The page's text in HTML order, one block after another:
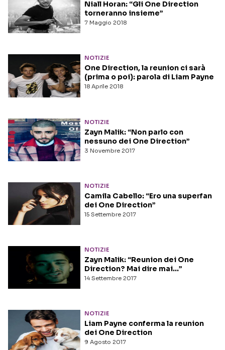
7 Maggio 2018
Niall Horan: “Gli One Direction
torneranno insieme”
NOTIZIE
18 Aprile 2018
One Direction, la reunion ci sarà
(prima o poi): parola di Liam Payne
NOTIZIE
3 Novembre 2017
Zayn Malik: “Non parlo con
nessuno dei One Direction”
NOTIZIE
15 Settembre 2017
Camila Cabello: “Ero una superfan
dei One Direction”
NOTIZIE
14 Settembre 2017
Zayn Malik: “Reunion dei One
Direction? Mai dire mai…”
NOTIZIE
9 Agosto 2017
Liam Payne conferma la reunion
dei One Direction